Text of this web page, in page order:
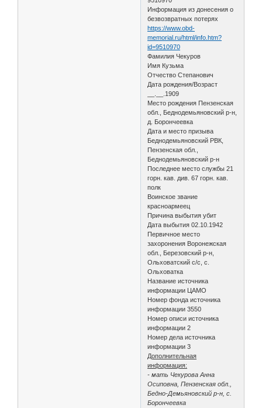
Информация из донесения о
безвозвратных потерях
https://www.obd-
memorial.ru/html/info.htm?
id=9510970
Фамилия Чекуров
Имя Кузьма
Отчество Степанович
Дата рождения/Возраст
__.__.1909
Место рождения Пензенская
обл., Беднодемьяновский р-н,
д. Борончеевка
Дата и место призыва
Беднодемьяновский РВК,
Пензенская обл.,
Беднодемьяновский р-н
Последнее место службы 21
горн. кав. див. 67 горн. кав.
полк
Воинское звание
красноармеец
Причина выбытия убит
Дата выбытия 02.10.1942
Первичное место
захоронения Воронежская
обл., Березовский р-н,
Ольховатский с/с, с.
Ольховатка
Название источника
информации ЦАМО
Номер фонда источника
информации 3550
Номер описи источника
информации 2
Номер дела источника
информации 3
Дополнительная
информация:
- мать Чекурова Анна
Осиповна, Пензенская обл.,
Бедно-Демьяновский р-н, с.
Борончеевка